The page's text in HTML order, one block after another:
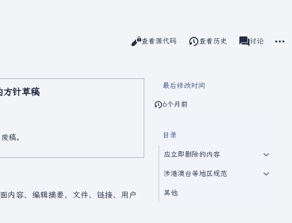
查看阅读
查看源代码 查看历史 associated-
Next
讨论
方针草稿
稿。
内容、编辑摘要、文件、链接、用户
最后修改时间
6个月前
目录
应立即删除的内容
涉港澳台等地区规范
其他